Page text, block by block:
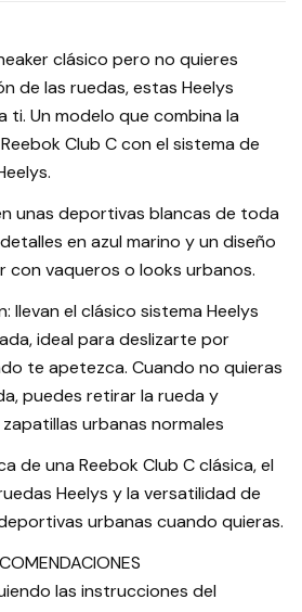
clásico pero no quieres
de las ruedas, estas Heelys
ti. Un modelo que combina la
Club C con el sistema de
unas deportivas blancas de toda
en azul marino y un diseño
con vaqueros o looks urbanos.
llevan el clásico sistema Heelys
ideal para deslizarte por
te apetezca. Cuando no quieras
puedes retirar la rueda y
urbanas normales
de una Reebok Club C clásica, el
Heelys y la versatilidad de
urbanas cuando quieras.
las instrucciones del